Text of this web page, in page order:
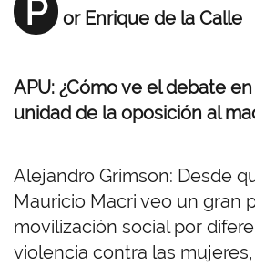
pp m
P or Enrique de la Calle
APU: ¿Cómo ve el debate
unidad de la oposición al
Alejandro Grimson: Desde
Mauricio Macri veo un gran
movilización social por
violencia contra las